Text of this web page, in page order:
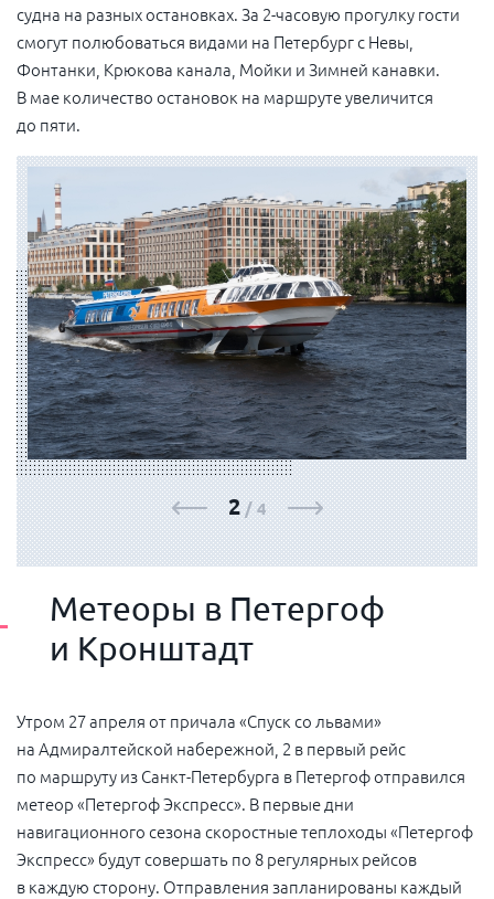
судна на разных остановках. За 2-часовую прогулку гости
смогут полюбоваться видами на Петербург с Невы,
Фонтанки, Крюкова канала, Мойки и Зимней канавки.
В мае количество остановок на маршруте увеличится
до пяти.
ФОТОГАЛЕРЕЯ
3/4
Метеоры в Петергоф
и Кронштадт
Утром 27 апреля от причала «Спуск со львами»
на Адмиралтейской набережной, 2 в первый рейс
по маршруту из Санкт-Петербурга в Петергоф отправился
метеор «Петергоф Экспресс». В первые дни
навигационного сезона скоростные теплоходы «Петергоф
Экспресс» будут совершать по 8 регулярных рейсов
в каждую сторону. Отправления запланированы каждый